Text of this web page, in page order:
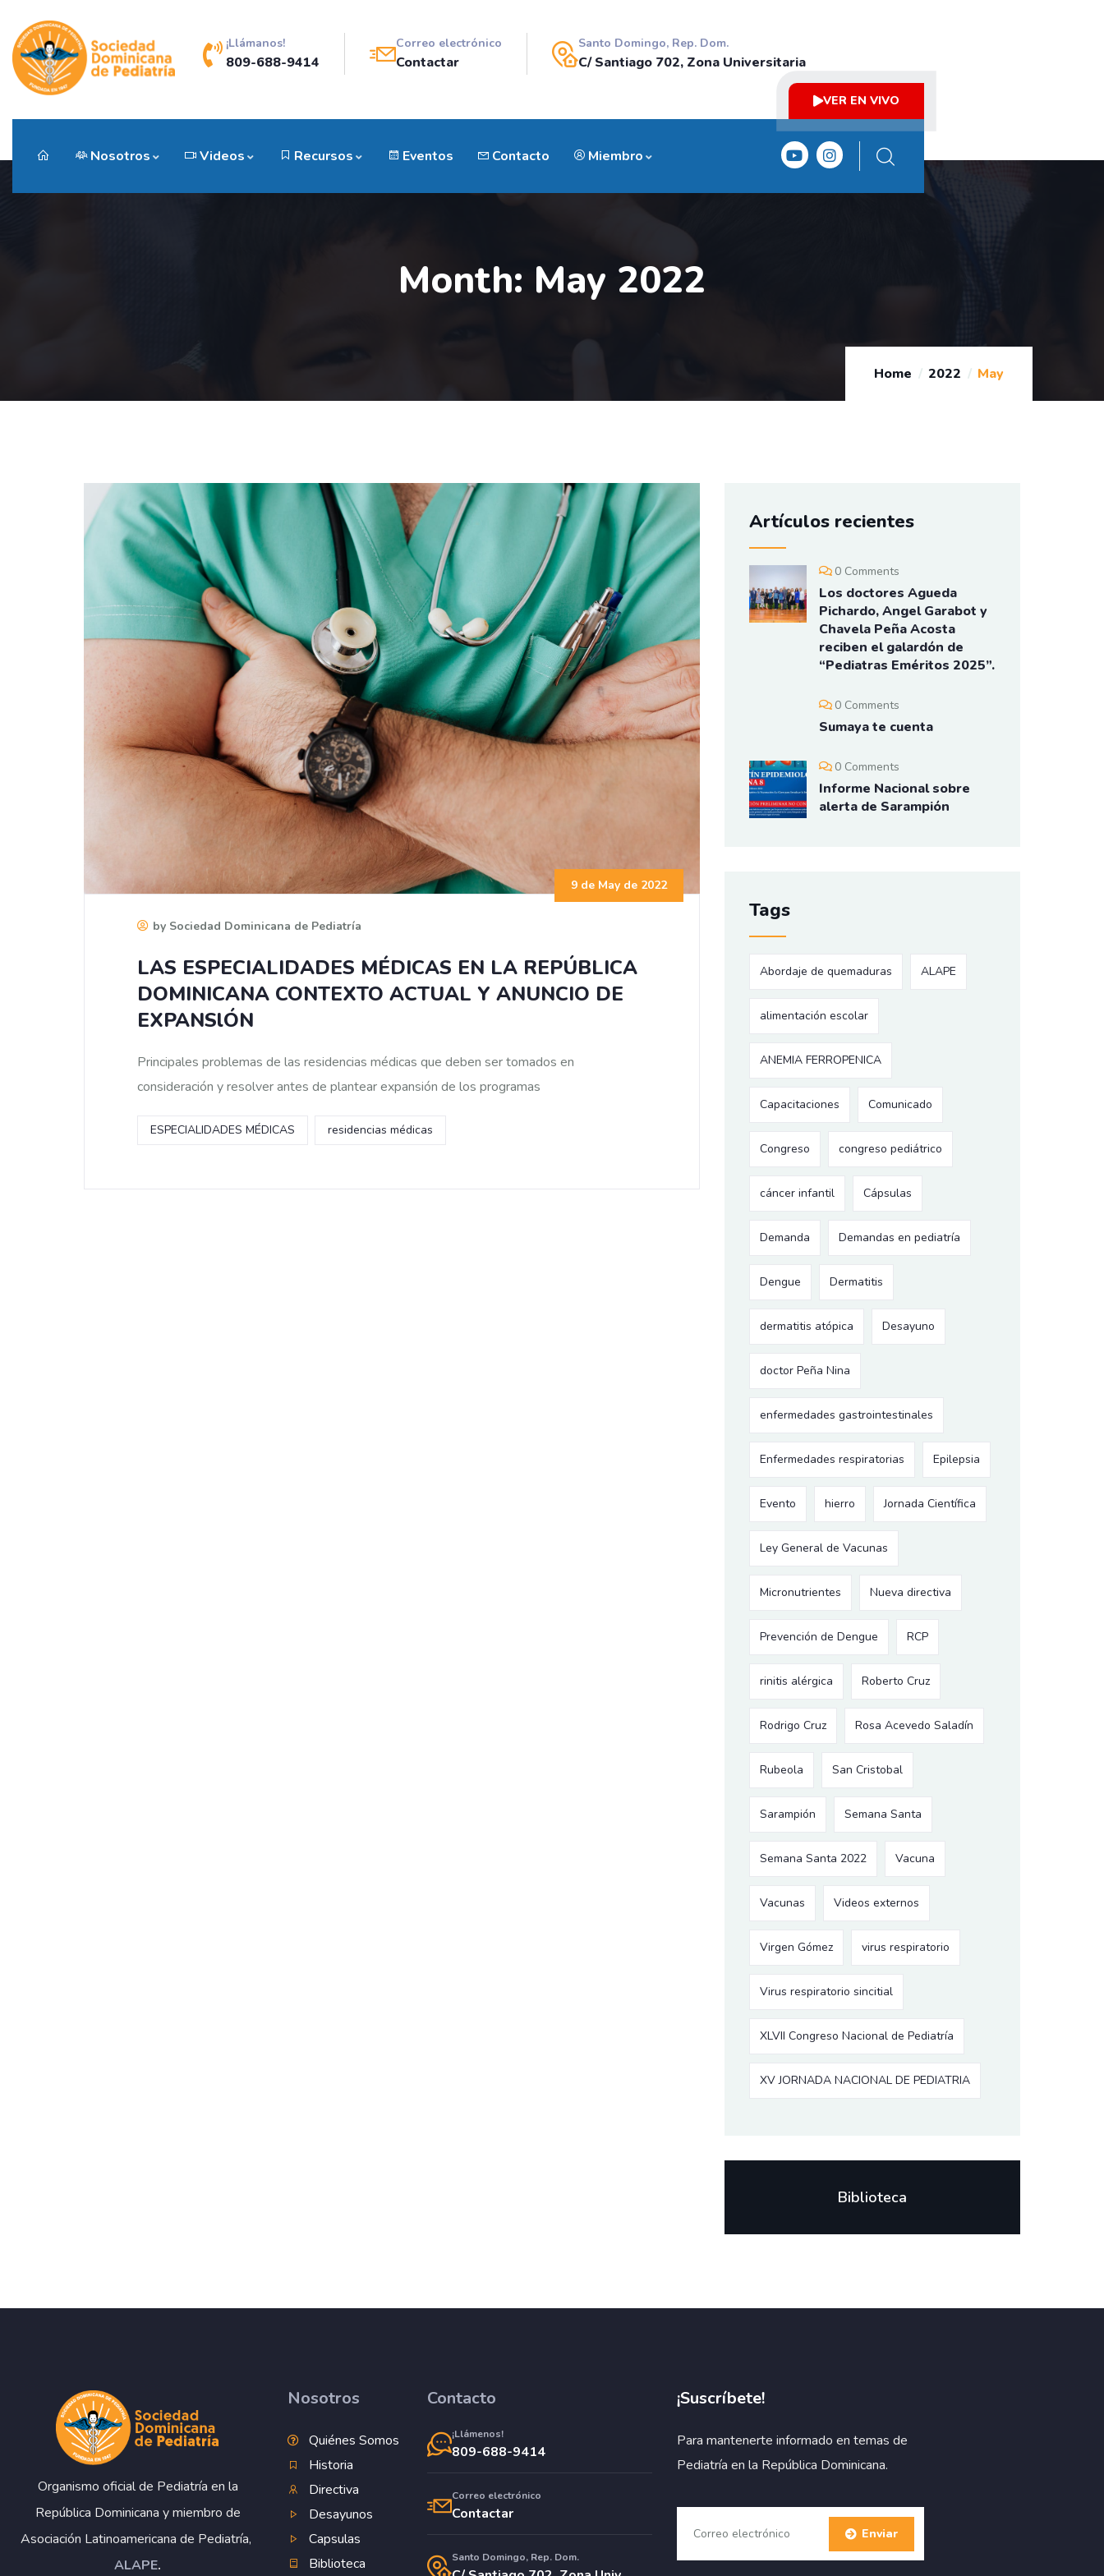
¡Llámanos!
809-688-9414
Correo electrónico
Contactar
Santo Domingo, Rep. Dom.
C/ Santiago 702, Zona Universitaria
VER EN VIVO
Nosotros Videos Recursos Eventos Contacto Miembro
Month: May 2022
Home 2022 May
9 de May de 2022
by Sociedad Dominicana de Pediatría
LAS ESPECIALIDADES MÉDICAS EN LA REPÚBLICA
DOMINICANA CONTEXTO ACTUAL Y ANUNCIO DE
EXPANSlÓN
Principales problemas de las residencias médicas que deben ser tomados en
consideración y resolver antes de plantear expansión de los programas
ESPECIALIDADES MÉDICAS residencias médicas
Artículos recientes
0 Comments
Los doctores Agueda
Pichardo, Angel Garabot y
Chavela Peña Acosta
reciben el galardón de
“Pediatras Eméritos 2025”.
0 Comments
Sumaya te cuenta
0 Comments
Informe Nacional sobre
alerta de Sarampión
Tags
Abordaje de quemaduras ALAPE
alimentación escolar
ANEMIA FERROPENICA
Capacitaciones Comunicado
Congreso congreso pediátrico
cáncer infantil Cápsulas
Demanda Demandas en pediatría
Dengue Dermatitis
dermatitis atópica Desayuno
doctor Peña Nina
enfermedades gastrointestinales
Enfermedades respiratorias Epilepsia
Evento hierro Jornada Científica
Ley General de Vacunas
Micronutrientes Nueva directiva
Prevención de Dengue RCP
rinitis alérgica Roberto Cruz
Rodrigo Cruz Rosa Acevedo Saladín
Rubeola San Cristobal
Sarampión Semana Santa
Semana Santa 2022 Vacuna
Vacunas Videos externos
Virgen Gómez virus respiratorio
Virus respiratorio sincitial
XLVII Congreso Nacional de Pediatría
XV JORNADA NACIONAL DE PEDIATRIA
Biblioteca
Organismo oficial de Pediatría en la
República Dominicana y miembro de
Asociación Latinoamericana de Pediatría,
ALAPE.
Nosotros
Quiénes Somos
Historia
Directiva
Desayunos
Capsulas
Biblioteca
Contacto
¡Llámenos!
809-688-9414
Correo electrónico
Contactar
Santo Domingo, Rep. Dom.
¡Suscríbete!
Para mantenerte informado en temas de
Pediatría en la República Dominicana.